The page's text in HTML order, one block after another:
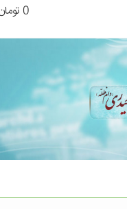
پرداخت
0 تومان